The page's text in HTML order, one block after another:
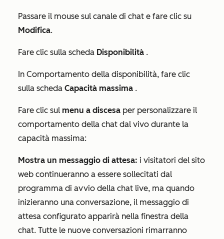
Passare il mouse sul canale di chat e fare clic su
Modifica.
Fare clic sulla scheda Disponibilità .
In Comportamento della disponibilità, fare clic
sulla scheda Capacità massima .
Fare clic sul menu a discesa per personalizzare il
comportamento della chat dal vivo durante la
capacità massima:
Mostra un messaggio di attesa: i visitatori del sito
web continueranno a essere sollecitati dal
programma di avvio della chat live, ma quando
inizieranno una conversazione, il messaggio di
attesa configurato apparirà nella finestra della
chat. Tutte le nuove conversazioni rimarranno